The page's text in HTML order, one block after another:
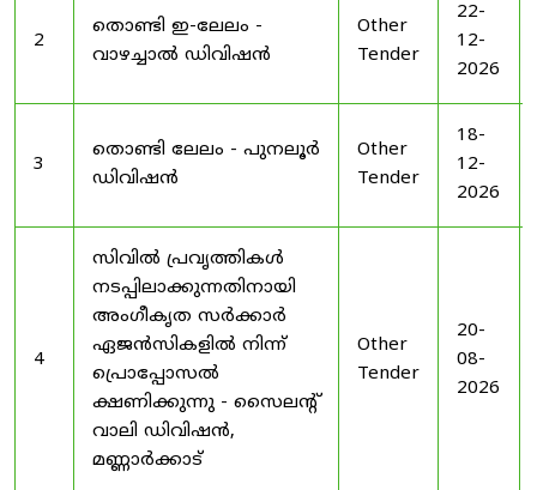
2
തൊണ്ടി ഇ-ലേലം -
വാഴച്ചാൽ ഡിവിഷൻ
Other
Tender
22-
12-
2026
3
തൊണ്ടി ലേലം - പുനലൂർ
ഡിവിഷൻ
Other
Tender
18-
12-
2026
4
സിവിൽ പ്രവൃത്തികൾ
നടപ്പിലാക്കുന്നതിനായി
അംഗീകൃത സർക്കാർ
ഏജൻസികളിൽ നിന്ന്
പ്രൊപ്പോസൽ
ക്ഷണിക്കുന്നു - സൈലന്റ്
വാലി ഡിവിഷൻ,
മണ്ണാർക്കാട്
Other
Tender
20-
08-
2026